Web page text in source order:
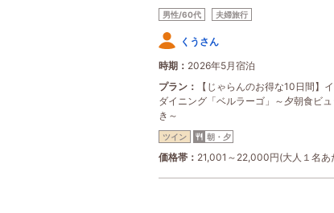
男性/60代 夫婦旅行
くうさん
時期
2026年5月宿泊
プラン
【じゃらんのお得な10日間】
ダイニング「ベルラーゴ」～夕朝食ビ
き～
ツイン 朝・夕
価格帯 21,001～22,000円(大人１名あ